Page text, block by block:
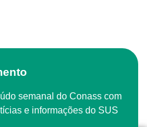
e informações do SUS